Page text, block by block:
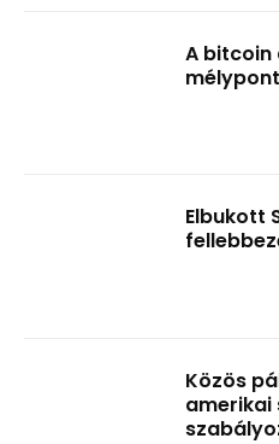
A
Elbukott
Közös